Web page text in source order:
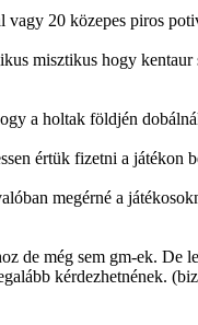
vagy 20 közepes piros
misztikus hogy kentaur
a holtak földjén
értük fizetni a játékon
megérné a
de még sem gm-ek. De
kérdezhetnének.